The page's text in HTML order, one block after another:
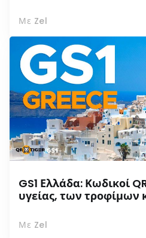
Με Zel
GS1 Ελλάδα: Κωδικοί
υγείας, των τροφίμων
Με Zel